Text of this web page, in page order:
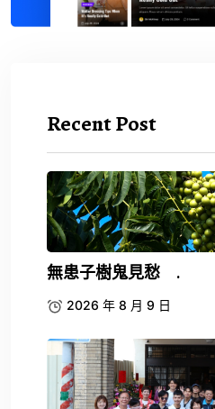
Recent Post
無患子樹鬼見愁 .
2026 年 8 月 9 日